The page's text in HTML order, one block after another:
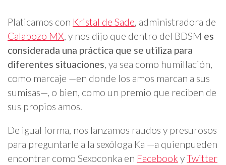
Platicamos con Kristal de Sade, administradora de
Calabozo MX, y nos dijo que dentro del BDSM es
considerada una práctica que se utiliza para
diferentes situaciones, ya sea como humillación,
como marcaje —en donde los amos marcan a sus
sumisas—, o bien, como un premio que reciben de
sus propios amos.
De igual forma, nos lanzamos raudos y presurosos
para preguntarle a la sexóloga Ka —a quienpueden
encontrar como Sexoconka en Facebook yTwitter